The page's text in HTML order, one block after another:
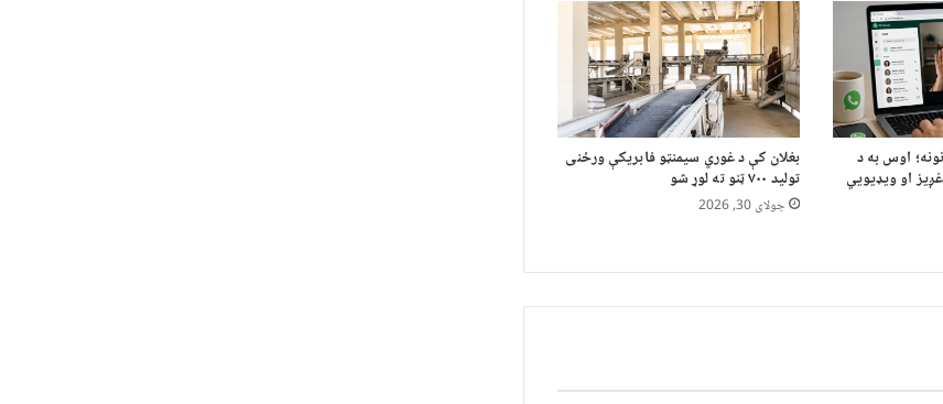
اوس به د
او ویډیويي
بغلان کې د غوري سیمنټو فابریکې ورځنی
تولید ۷۰۰ ټنو ته لوړ شو
جولای 30, 2026